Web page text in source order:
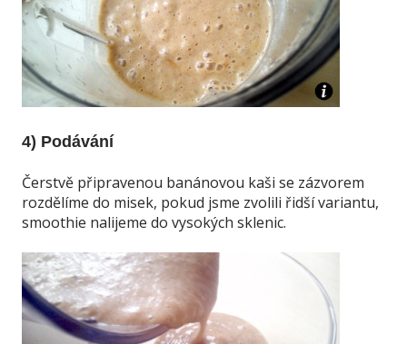
4) Podávání
Čerstvě připravenou banánovou kaši se zázvorem
rozdělíme do misek, pokud jsme zvolili řidší variantu,
smoothie nalijeme do vysokých sklenic.